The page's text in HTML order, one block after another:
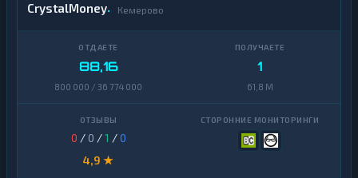
CrystalMoney Кемерово
88,16
800 000 / 36 774 000
1
61,8 M
0 / 0 /1 /0
4,9 ★